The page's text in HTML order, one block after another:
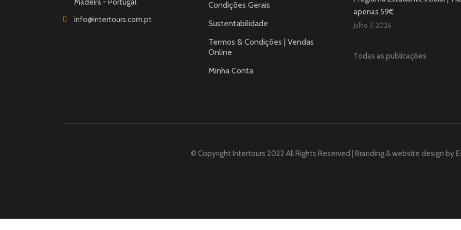
info@intertours.com.pt
Condições Gerais
Sustentabilidade
Termos & Condições | Vendas
Online
Minha Conta
apenas 59€
Julho 7, 2026
Todas as publicações
© Copyright Intertours 2022 All Rights Reserved | Branding & website design by